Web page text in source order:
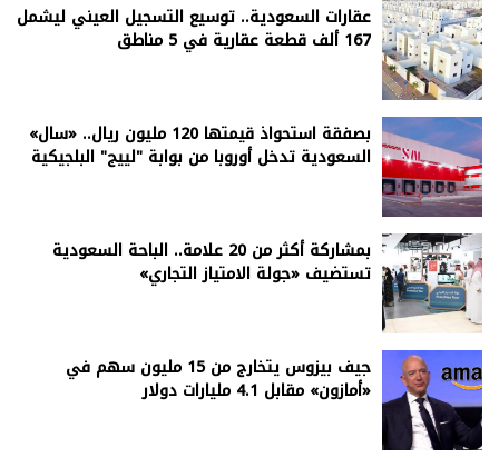
عقارات السعودية.. توسيع التسجيل العيني ليشمل
167 ألف قطعة عقارية في 5 مناطق
بصفقة استحواذ قيمتها 120 مليون ريال.. «سال»
السعودية تدخل أوروبا من بوابة "لييج" البلجيكية
بمشاركة أكثر من 20 علامة.. الباحة السعودية
تستضيف «جولة الامتياز التجاري»
جيف بيزوس يتخارج من 15 مليون سهم في
«أمازون» مقابل 4.1 مليارات دولار